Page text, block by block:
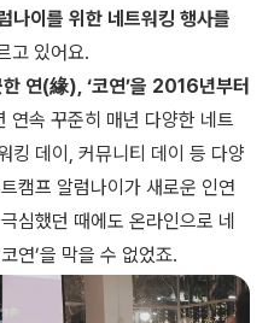
나이를 위한 네트워킹 행사를
고 있어요.
연(緣), ‘코연’을 2016년부터
연속 꾸준히 매년 다양한 네트
킹 데이, 커뮤니티 데이 등 다양
캠프 알럼나이가 새로운 인연
심했던 때에도 온라인으로 네
연’을 막을 수 없었죠.